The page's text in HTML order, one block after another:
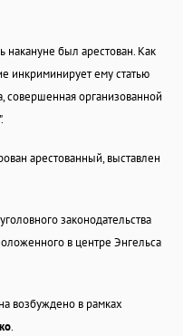
накануне был арестован. Как
инкриминирует ему статью
совершенная организованной
арестованный, выставлен
законодательства
в центре Энгельса
возбуждено в рамках
.